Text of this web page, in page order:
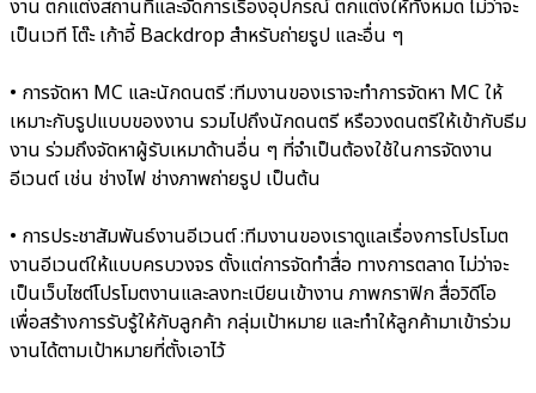
งาน ตกแต่งสถานที่และจัดการเรื่องอุปกรณ์ ตกแต่งให้ทั้งหมด ไม่ว่าจะ
เป็นเวที โต๊ะ เก้าอี้ Backdrop สำหรับถ่ายรูป และอื่น ๆ
• การจัดหา MC และนักดนตรี :ทีมงานของเราจะทำการจัดหา MC ให้
เหมาะกับรูปแบบของงาน รวมไปถึงนักดนตรี หรือวงดนตรีให้เข้ากับธีม
งาน ร่วมถึงจัดหาผู้รับเหมาด้านอื่น ๆ ที่จำเป็นต้องใช้ในการจัดงาน
อีเวนต์ เช่น ช่างไฟ ช่างภาพถ่ายรูป เป็นต้น
• การประชาสัมพันธ์งานอีเวนต์ :ทีมงานของเราดูแลเรื่องการโปรโมต
งานอีเวนต์ให้แบบครบวงจร ตั้งแต่การจัดทำสื่อ ทางการตลาด ไม่ว่าจะ
เป็นเว็บไซต์โปรโมตงานและลงทะเบียนเข้างาน ภาพกราฟิก สื่อวิดีโอ
เพื่อสร้างการรับรู้ให้กับลูกค้า กลุ่มเป้าหมาย และทำให้ลูกค้ามาเข้าร่วม
งานได้ตามเป้าหมายที่ตั้งเอาไว้